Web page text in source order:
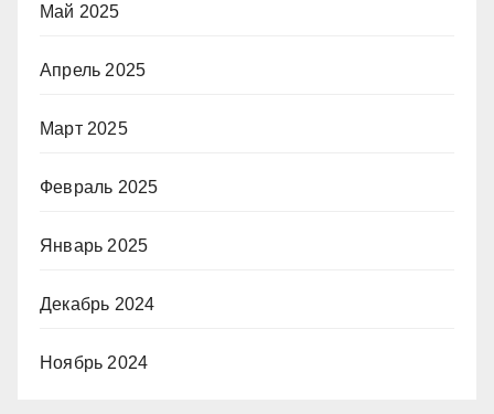
Май 2025
Апрель 2025
Март 2025
Февраль 2025
Январь 2025
Декабрь 2024
Ноябрь 2024